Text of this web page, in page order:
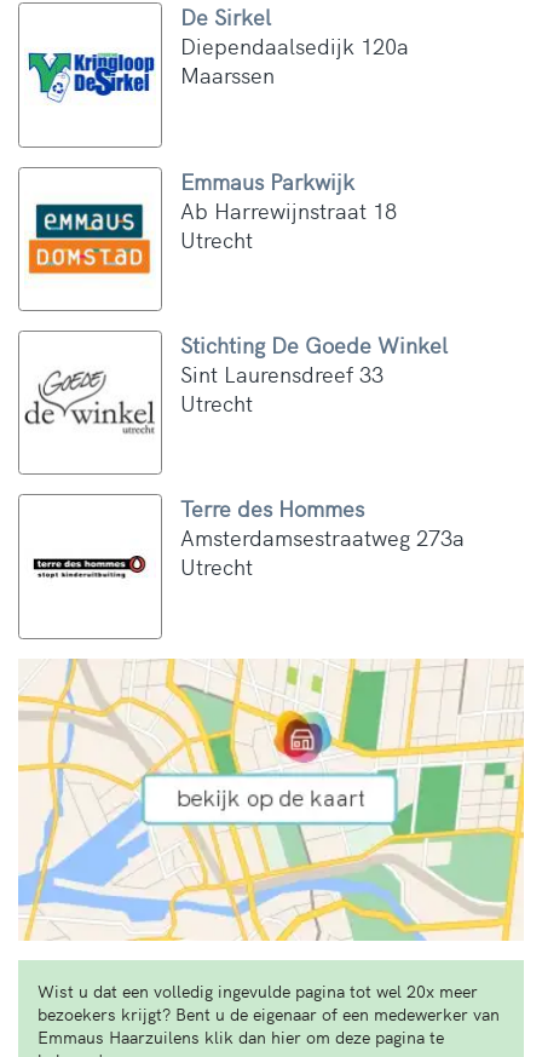
Wist u dat een volledig ingevulde pagina tot wel 20x meer
bezoekers krijgt? Bent u de eigenaar of een medewerker van
Emmaus Haarzuilens klik dan hier om deze pagina te
De Sirkel
Diependaalsedijk 120a
Maarssen
Emmaus Parkwijk
Ab Harrewijnstraat 18
Utrecht
Stichting De Goede Winkel
Sint Laurensdreef 33
Utrecht
Terre des Hommes
Amsterdamsestraatweg 273a
Utrecht